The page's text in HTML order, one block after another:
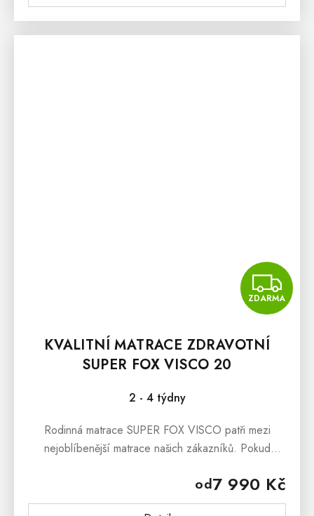
ZDARMA
KVALITNÍ MATRACE ZDRAVOTNÍ
SUPER FOX VISCO 20
2 - 4 týdny
od7 990 Kč
Rodinná matrace SUPER FOX VISCO patři mezi
nejoblíbenější matrace našich zákazníků. Pokud
s vynikajícími ortopedickými...